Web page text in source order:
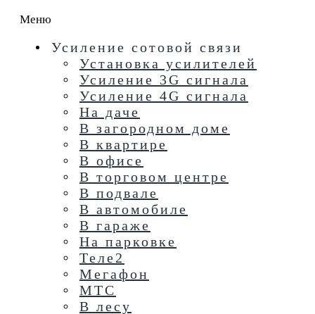
Меню
Усиление сотовой связи
Установка усилителей
Усиление 3G сигнала
Усиление 4G сигнала
На даче
В загородном доме
В квартире
В офисе
В торговом центре
В подвале
В автомобиле
В гараже
На парковке
Теле2
Мегафон
МТС
В лесу